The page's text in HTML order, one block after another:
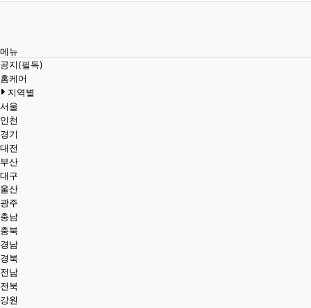
메뉴
공지(필독)
홈케어
지역별
서울
인천
경기
대전
부산
대구
울산
광주
충남
충북
경남
경북
전남
전북
강원